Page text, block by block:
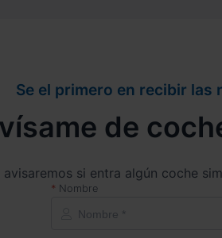
Se el primero en recibir las
de
avisaremos si entra algún coche
Nombre